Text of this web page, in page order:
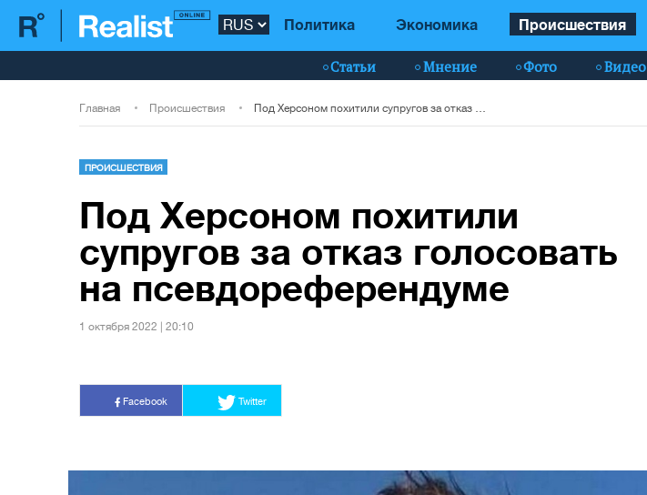
Политика Экономика Происшествия
Статьи Мнение Фото Видео
Главная Происшествия
ПРОИСШЕСТВИЯ
Под Херсоном похитили
супругов за отказ голосовать
на псевдореферендуме
1 октября 2022 | 20:10
Facebook Twitter